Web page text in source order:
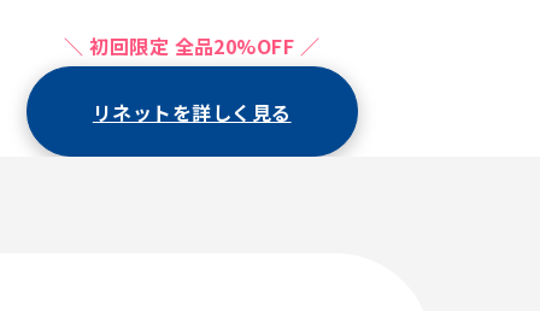
＼ 初回限定 全品20%OFF ／
リネットを詳しく見る